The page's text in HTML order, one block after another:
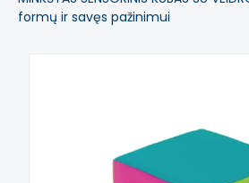
formų ir savęs pažinimui